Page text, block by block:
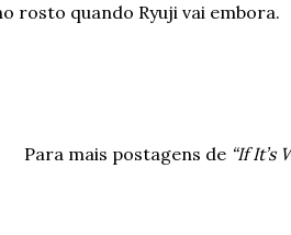
rosto quando Ryuji vai embora.
Para mais postagens de “If It’s